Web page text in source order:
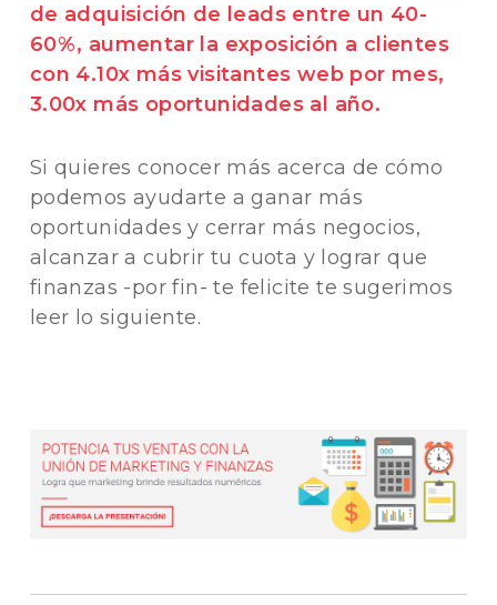
de adquisición de leads entre un 40-
60%, aumentar la exposición a clientes
con 4.10x más visitantes web por mes,
3.00x más oportunidades al año.
Si quieres conocer más acerca de cómo
podemos ayudarte a ganar más
oportunidades y cerrar más negocios,
alcanzar a cubrir tu cuota y lograr que
finanzas -por fin- te felicite te sugerimos
leer lo siguiente.